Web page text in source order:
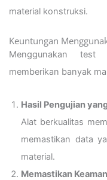
material konstruksi.
Keuntungan
Menggunakan
memberikan banyak
Hasil Pengujian
Alat berkualitas
memastikan data
material.
Memastikan